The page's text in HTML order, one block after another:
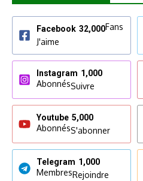
Facebook 32,000Fans
J'aime
Instagram 1,000
AbonnésSuivre
Youtube 5,000
AbonnésS'abonner
Telegram 1,000
MembresRejoindre